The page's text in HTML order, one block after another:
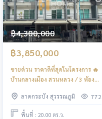
฿4,300,000
฿3,850,000
ขายด่วน ราคาดีที่สุดในโครงการ 🔥
บ้านกลางเมือง สวนหลวง / 3 ห้อง
Suanluang / 3 Bedrooms (FOR
SALE) FON093
ลาดกระบัง สุวรรณภูมิ 772
พื้นที่ : 20.00 ตร.ว.